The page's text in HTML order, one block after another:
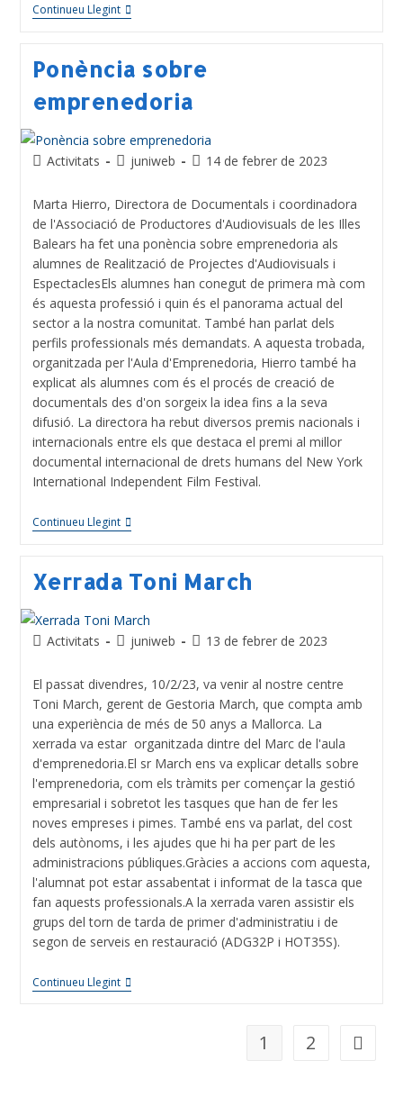
Continueu Llegint
Ponència sobre
emprenedoria
Activitats juniweb 14 de febrer de 2023
Marta Hierro, Directora de Documentals i coordinadora
de l'Associació de Productores d'Audiovisuals de les Illes
Balears ha fet una ponència sobre emprenedoria als
alumnes de Realització de Projectes d'Audiovisuals i
EspectaclesEls alumnes han conegut de primera mà com
és aquesta professió i quin és el panorama actual del
sector a la nostra comunitat. També han parlat dels
perfils professionals més demandats. A aquesta trobada,
organitzada per l'Aula d'Emprenedoria, Hierro també ha
explicat als alumnes com és el procés de creació de
documentals des d'on sorgeix la idea fins a la seva
difusió. La directora ha rebut diversos premis nacionals i
internacionals entre els que destaca el premi al millor
documental internacional de drets humans del New York
International Independent Film Festival.
Continueu Llegint
Xerrada Toni March
Activitats juniweb 13 de febrer de 2023
El passat divendres, 10/2/23, va venir al nostre centre
Toni March, gerent de Gestoria March, que compta amb
una experiència de més de 50 anys a Mallorca. La
xerrada va estar organitzada dintre del Marc de l'aula
d'emprenedoria.El sr March ens va explicar detalls sobre
l'emprenedoria, com els tràmits per començar la gestió
empresarial i sobretot les tasques que han de fer les
noves empreses i pimes. També ens va parlat, del cost
dels autònoms, i les ajudes que hi ha per part de les
administracions públiques.Gràcies a accions com aquesta,
l'alumnat pot estar assabentat i informat de la tasca que
fan aquests professionals.A la xerrada varen assistir els
grups del torn de tarda de primer d'administratiu i de
segon de serveis en restauració (ADG32P i HOT35S).
Continueu Llegint
1 2